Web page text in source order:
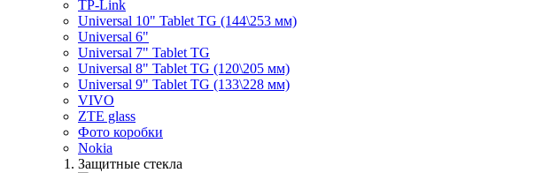
TP-Link
Universal 10" Tablet TG (144\253 мм)
Universal 6"
Universal 7" Tablet TG
Universal 8" Tablet TG (120\205 мм)
Universal 9" Tablet TG (133\228 мм)
VIVO
ZTE glass
Фото коробки
Nokia
Защитные стекла